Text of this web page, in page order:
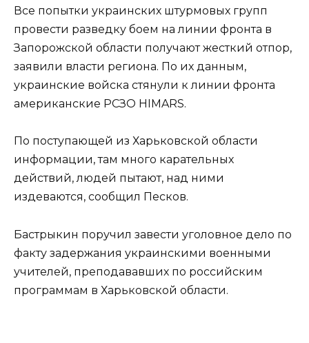
Все попытки украинских штурмовых групп
провести разведку боем на линии фронта в
Запорожской области получают жесткий отпор,
заявили власти региона. По их данным,
украинские войска стянули к линии фронта
американские РСЗО HIMARS.
По поступающей из Харьковской области
информации, там много карательных
действий, людей пытают, над ними
издеваются, сообщил Песков.
Бастрыкин поручил завести уголовное дело по
факту задержания украинскими военными
учителей, преподававших по российским
программам в Харьковской области.